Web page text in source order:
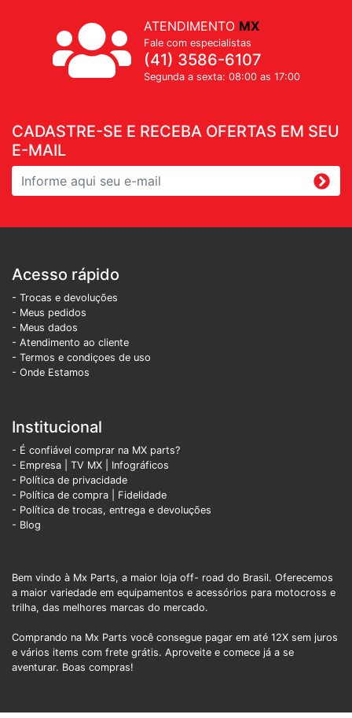
CADASTRE-SE E RECEBA OFERTAS EM SEU
E-MAIL
ATENDIMENTO MX
Fale com especialistas
(41) 3586-6107
Segunda a sexta: 08:00 as 17:00
Acesso rápido
- Trocas e devoluções
- Meus pedidos
- Meus dados
- Atendimento ao cliente
- Termos e condiçoes de uso
- Onde Estamos
Institucional
- É confiável comprar na MX parts?
- Empresa
TV MX
Infográficos
- Política de privacidade
- Política de compra | Fidelidade
- Política de trocas, entrega e devoluções
- Blog
Bem vindo à Mx Parts, a maior loja off- road do Brasil. Oferecemos
a maior variedade em equipamentos e acessórios para motocross e
trilha, das melhores marcas do mercado.
Comprando na Mx Parts você consegue pagar em até 12X sem juros
e vários items com frete grátis. Aproveite e comece já a se
aventurar. Boas compras!